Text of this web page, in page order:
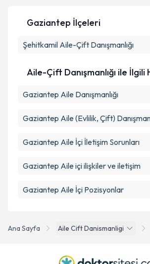
Kişisel verilerimin işlenmesine
Takvim Talebini
Ana Sayfa Aile Cift Danismanligi
Gaziantep İlçeleri
Şehitkamil Aile-Çift Danışmanlığı
Aile-Çift Danışmanlığı ile İlgili
Gaziantep Aile Danışmanlığı
Gaziantep Aile (Evlilik, Çift)
Gaziantep Aile İçi İletişim Sorunları
Gaziantep Aile içi ilişkiler ve iletişim
Gaziantep Aile İçi Pozisyonlar